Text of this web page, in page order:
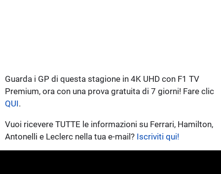
Guarda i GP di questa stagione in 4K UHD con F1 TV
Premium, ora con una prova gratuita di 7 giorni! Fare clic
QUI.
Vuoi ricevere TUTTE le informazioni su Ferrari, Hamilton,
Antonelli e Leclerc nella tua e-mail? Iscriviti qui!